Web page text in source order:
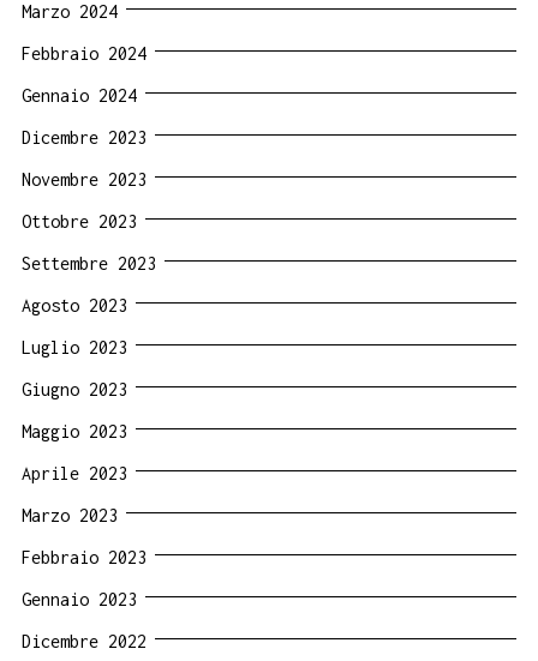
Marzo 2024
Febbraio 2024
Gennaio 2024
Dicembre 2023
Novembre 2023
Ottobre 2023
Settembre 2023
Agosto 2023
Luglio 2023
Giugno 2023
Maggio 2023
Aprile 2023
Marzo 2023
Febbraio 2023
Gennaio 2023
Dicembre 2022